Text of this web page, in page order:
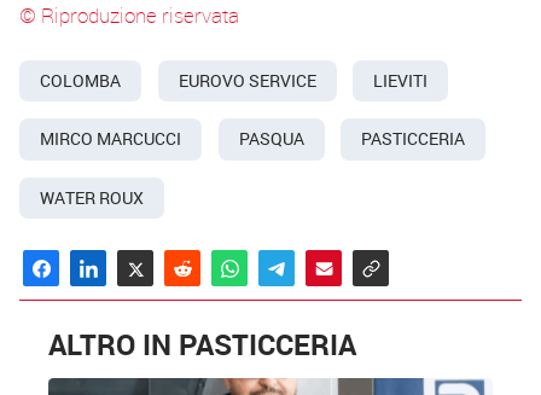
© Riproduzione riservata
COLOMBA EUROVO SERVICE LIEVITI
MIRCO MARCUCCI PASQUA PASTICCERIA
WATER ROUX
ALTRO IN PASTICCERIA